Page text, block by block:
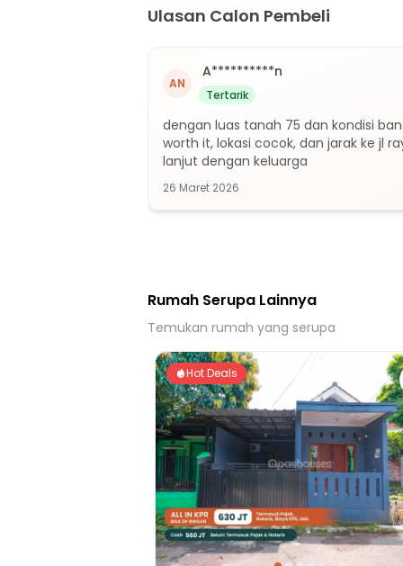
Ulasan Calon Pembeli
AN
A**********n
Tertarik
dengan luas tanah 75 dan kondisi
worth it, lokasi cocok, dan jarak ke jl
lanjut dengan keluarga
26 Maret 2026
Rumah Serupa Lainnya
Temukan rumah yang serupa
Hot Deals